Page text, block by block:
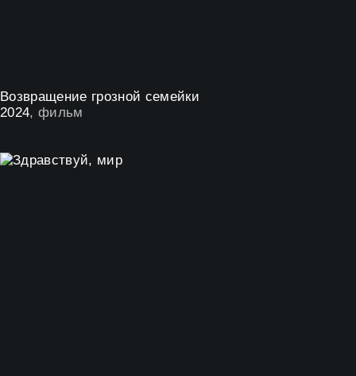
Возвращение грозной семейки
2024, фильм